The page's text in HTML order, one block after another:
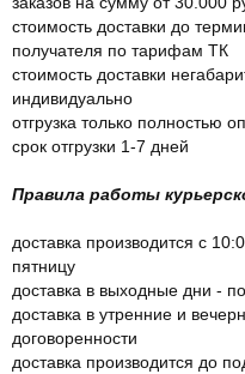
стоимость доставки до
получателя по тарифам ТК
стоимость доставки
индивидуально
отгрузка только полностью
срок отгрузки 1-7 дней
Правила работы
доставка производится с
пятницу
доставка в выходные дни -
доставка в утренние и
договоренности
доставка производится до